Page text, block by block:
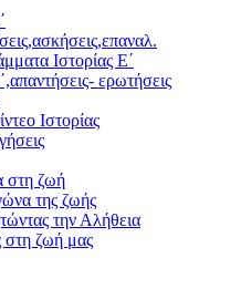
Ιστορίας Ε΄
ερωτήσεις
Ιστορίας
στη ζωή
της ζωής
την Αλήθεια
ζωή μας